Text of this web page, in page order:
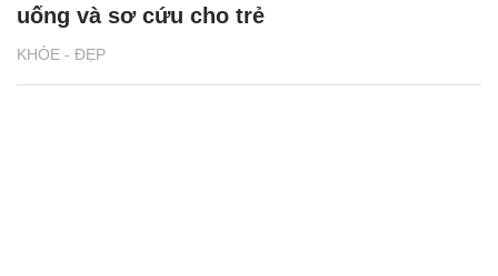
KHỎE - ĐẸP
uống và sơ cứu cho trẻ